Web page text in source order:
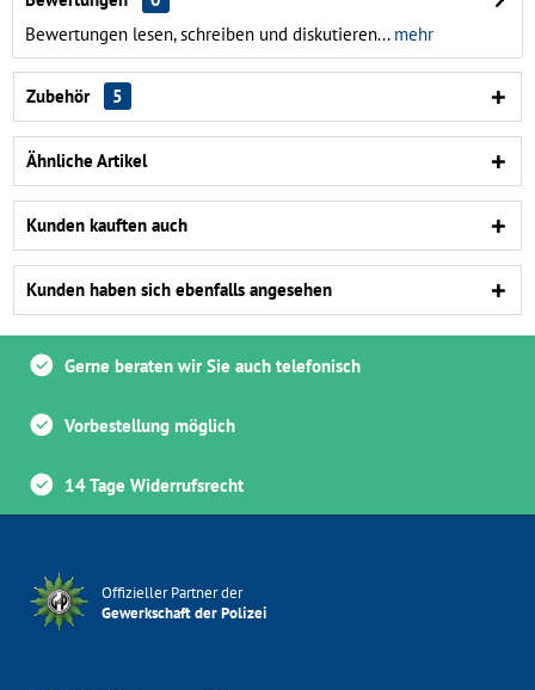
Bewertungen lesen, schreiben und diskutieren...mehr
Zubehör 5
Ähnliche Artikel
Kunden kauften auch
Kunden haben sich ebenfalls angesehen
Gerne beraten wir Sie auch telefonisch
Vorbestellung möglich
14 Tage Widerrufsrecht
Offizieller Partner der
Gewerkschaft der Polizei